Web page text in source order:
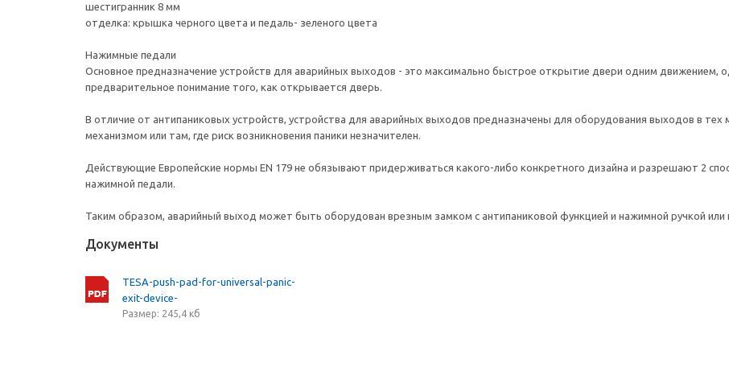
шестигранник 8 мм
отделка: крышка черного цвета и педаль- зеленого цвета
Нажимные педали
Основное предназначение устройств для аварийных выходов - это максимально быстрое открытие двери одним движением,
предварительное понимание того, как открывается дверь.
В отличие от антипаниковых устройств, устройства для аварийных выходов предназначены для оборудования выходов в
механизмом или там, где риск возникновения паники незначителен.
Действующие Европейские нормы EN 179 не обязывают придерживаться какого-либо конкретного дизайна и разрешают 2
нажимной педали.
Таким образом, аварийный выход может быть оборудован врезным замком с антипаниковой функцией и нажимной ручкой
Документы
TESA-push-pad-for-universal-panic-
exit-device-
Размер: 245,4 кб